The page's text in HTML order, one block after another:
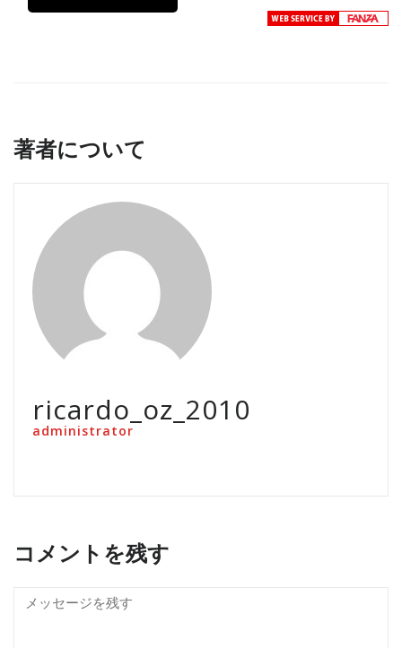
著者について
ricardo_oz_2010
administrator
コメントを残す